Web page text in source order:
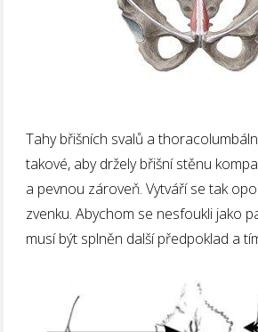
Tahy břišních svalů a
takové, aby držely břišní stěnu
a pevnou zároveň. Vytváří se tak
zvenku. Abychom se nesfoukli jako
musí být splněn další předpoklad a